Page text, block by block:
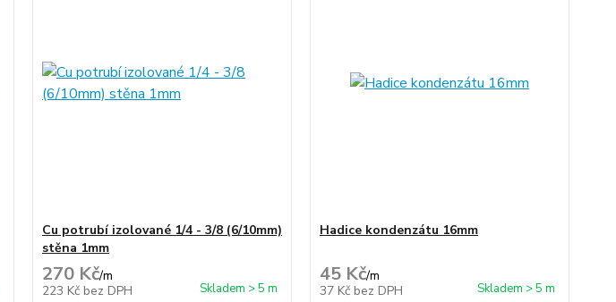
Cu potrubí izolované 1/4 - 3/8 (6/10mm)
stěna 1mm
270 Kč/m
223 Kč bez DPH Skladem > 5 m
Hadice kondenzátu 16mm
45 Kč/m
37 Kč bez DPH Skladem > 5 m